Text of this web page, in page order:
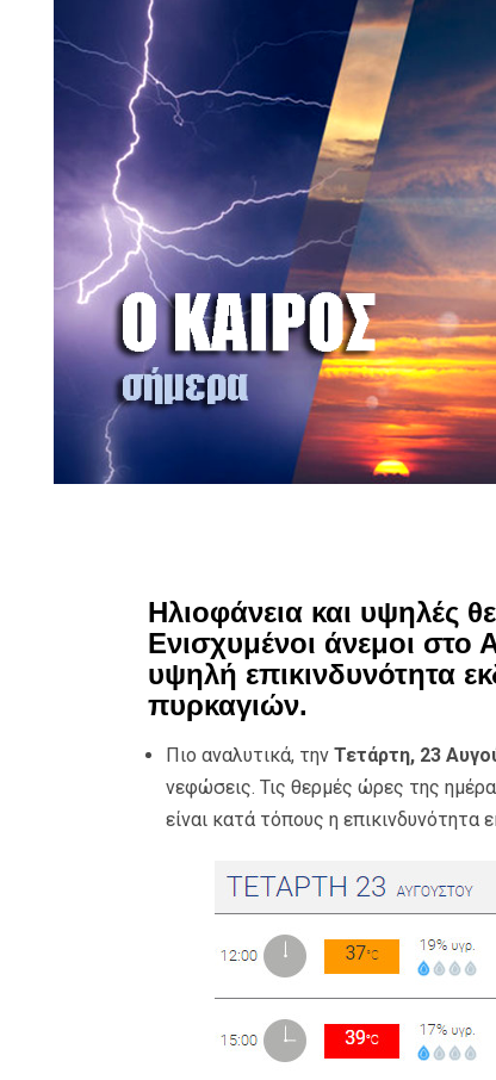
Ηλιοφάνεια και υψηλές
Ενισχυμένοι άνεμοι στο
υψηλή επικινδυνότητα
πυρκαγιών.
Πιο αναλυτικά, την Τετάρτη, 23
νεφώσεις. Τις θερμές ώρες της
είναι κατά τόπους η